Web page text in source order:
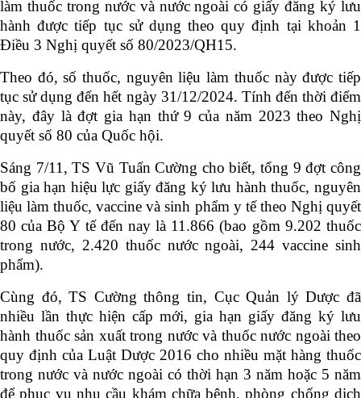
làm thuốc trong nước và nước ngoài có giấy đăng ký lưu
hành được tiếp tục sử dụng theo quy định tại khoản 1
Điều 3 Nghị quyết số 80/2023/QH15.
Theo đó, số thuốc, nguyên liệu làm thuốc này được tiếp
tục sử dụng đến hết ngày 31/12/2024. Tính đến thời điểm
này, đây là đợt gia hạn thứ 9 của năm 2023 theo Nghị
quyết số 80 của Quốc hội.
Sáng 7/11, TS Vũ Tuấn Cường cho biết, tổng 9 đợt công
bố gia hạn hiệu lực giấy đăng ký lưu hành thuốc, nguyên
liệu làm thuốc, vaccine và sinh phẩm y tế theo Nghị quyết
80 của Bộ Y tế đến nay là 11.866 (bao gồm 9.202 thuốc
trong nước, 2.420 thuốc nước ngoài, 244 vaccine sinh
phẩm).
Cùng đó, TS Cường thông tin, Cục Quản lý Dược đã
nhiều lần thực hiện cấp mới, gia hạn giấy đăng ký lưu
hành thuốc sản xuất trong nước và thuốc nước ngoài theo
quy định của Luật Dược 2016 cho nhiều mặt hàng thuốc
trong nước và nước ngoài có thời hạn 3 năm hoặc 5 năm
để phục vụ nhu cầu khám chữa bệnh, phòng chống dịch